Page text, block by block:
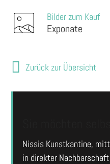
Bilder zum Kauf
Exponate
Zurück zur Übersicht
Nissis Kunstkantine,
in direkter